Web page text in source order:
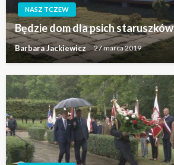
NASZ TCZEW
Będzie dom dla psich staruszków
Barbara Jackiewicz 27 marca 2019